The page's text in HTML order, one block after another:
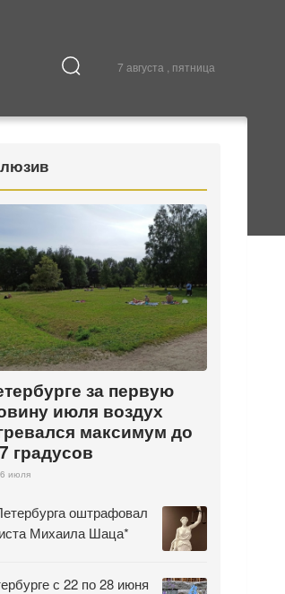
7 августа , пятница
за первую
июля воздух
максимум до
градусов
июля
оштрафовал
Михаила Шаца*
с 22 по 28 июня